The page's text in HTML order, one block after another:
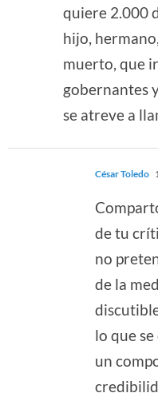
quiere 2.000
hijo,
muerto, que
gobernantes
se atreve a
César Toledo
de tu
no
de la
lo que
un